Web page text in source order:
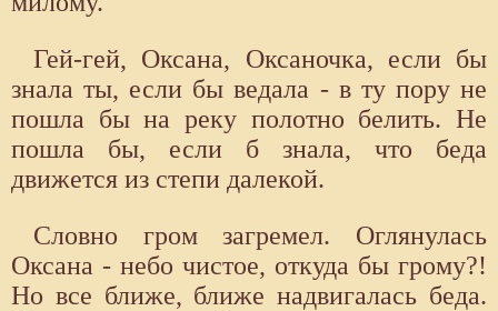
Гей-гей, Оксана, Оксаночка, если бы
знала ты, если бы ведала - в ту пору не
пошла бы на реку полотно белить. Не
пошла бы, если б знала, что беда
движется из степи далекой.
Словно гром загремел. Оглянулась
Оксана - небо чистое, откуда бы грому?!
Но все ближе, ближе надвигалась беда.